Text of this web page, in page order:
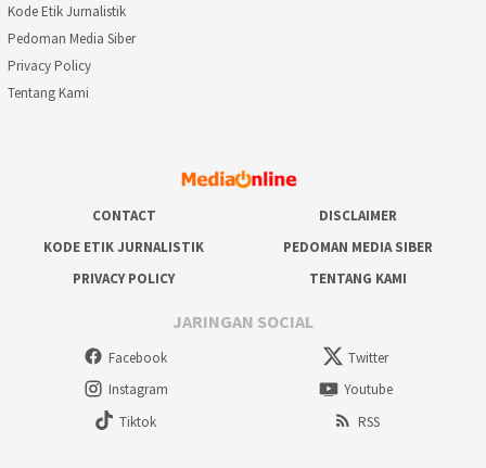
Kode Etik Jurnalistik
Pedoman Media Siber
Privacy Policy
Tentang Kami
CONTACT
DISCLAIMER
KODE ETIK JURNALISTIK
PEDOMAN MEDIA SIBER
PRIVACY POLICY
TENTANG KAMI
JARINGAN SOCIAL
Facebook
Twitter
Instagram
Youtube
Tiktok
RSS